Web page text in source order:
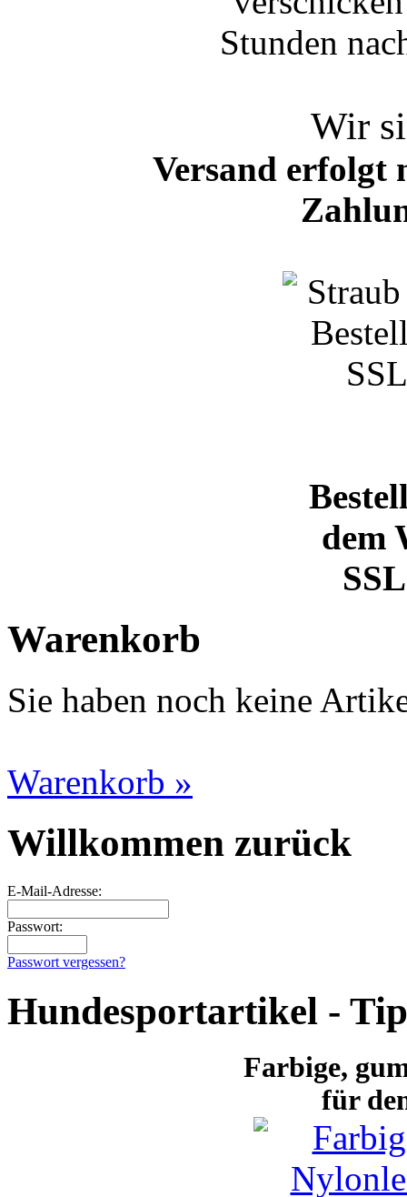
Wir
Versand erfolgt
dem
Warenkorb
Sie haben noch keine
Warenkorb »
Willkommen zurück
E-Mail-Adresse:
Passwort:
Passwort vergessen?
Hundesportartikel - Tip
Farbige,
für